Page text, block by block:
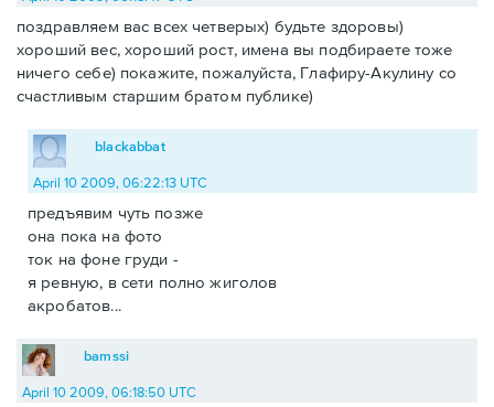
поздравляем вас всех четверых) будьте здоровы)
хороший вес, хороший рост, имена вы подбираете тоже
ничего себе) покажите, пожалуйста, Глафиру-Акулину со
счастливым старшим братом публике)
blackabbat
April 10 2009, 06:22:13 UTC
предъявим чуть позже
она пока на фото
ток на фоне груди -
я ревную, в сети полно жиголов
акробатов...
bamssi
April 10 2009, 06:18:50 UTC